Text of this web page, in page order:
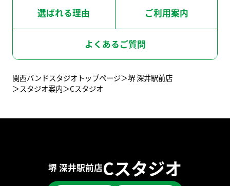
京橋店 堺-深井駅前店
兵 庫
神戸三宮店 尼崎店
西宮甲東園店
お問い合わせ
ライブハウス
選ばれる理由 ご利用案内
よくあるご質問
関西バンドスタジオトップページ
堺 深井駅前店
スタジオ案内
Cスタジオ
堺 深井駅前店Cスタジオ